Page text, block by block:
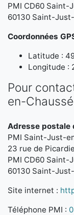
PMI CD60 Saint-
60130 Saint-
Coordonnées
Latitude :
Longitude :
Pour
en-
Adresse postale
PMI Saint-Just-
23 rue de Picardie
PMI CD60 Saint-
60130 Saint-
Site internet :
Téléphone PMI :